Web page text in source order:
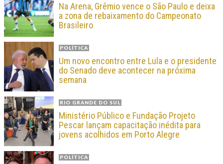
Na Arena, Grêmio vence o São Paulo e deixa
a zona de rebaixamento do Campeonato
Brasileiro
POLÍTICA
Um novo encontro entre Lula e o presidente
do Senado deve acontecer na próxima
semana
RIO GRANDE DO SUL
Ministério Público e Fundação Projeto
Pescar lançam capacitação inédita para
jovens acolhidos em Porto Alegre
POLÍTICA